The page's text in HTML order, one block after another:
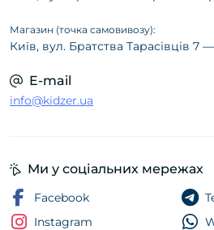
Магазин (точка самовивозу):
Київ, вул. Братства Тарасівців 7
E-mail
info@kidzer.ua
Ми у соціальних мережах
Facebook
Instagram